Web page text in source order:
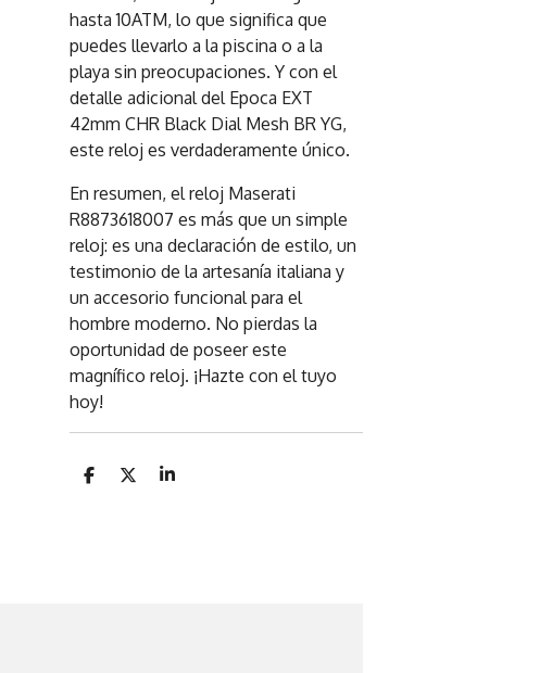
hasta 10ATM, lo que significa que
puedes llevarlo a la piscina o a la
playa sin preocupaciones. Y con el
detalle adicional del Epoca EXT
42mm CHR Black Dial Mesh BR YG,
este reloj es verdaderamente único.
En resumen, el reloj Maserati
R8873618007 es más que un simple
reloj: es una declaración de estilo, un
testimonio de la artesanía italiana y
un accesorio funcional para el
hombre moderno. No pierdas la
oportunidad de poseer este
magnífico reloj. ¡Hazte con el tuyo
hoy!
C
C
C